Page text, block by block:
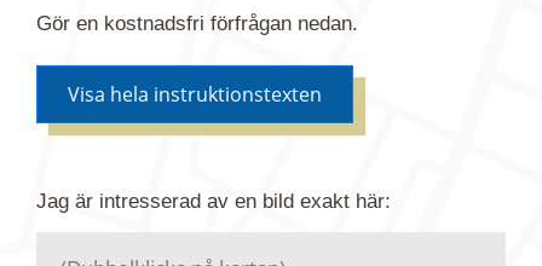
Gör en kostnadsfri förfrågan nedan.
Visa hela instruktionstexten
Jag är intresserad av en bild exakt här: